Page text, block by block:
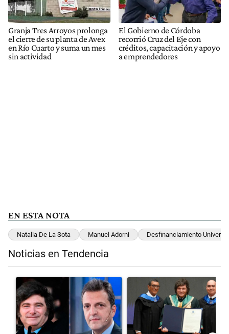
Granja Tres Arroyos prolonga
el cierre de su planta de Avex
en Río Cuarto y suma un mes
sin actividad
El Gobierno de Córdoba
recorrió Cruz del Eje con
créditos, capacitación y apoyo
a emprendedores
EN ESTA NOTA
Natalia De La Sota Manuel Adorni Desfinanciamiento
Noticias en Tendencia
Un artículo de tendencia con el título "Los gobernadores marcan
Un artículo de tendencia con el